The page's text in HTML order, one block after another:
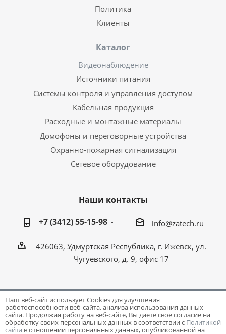
Политика
Клиенты
Каталог
Видеонаблюдение
Источники питания
Системы контроля и управления доступом
Кабельная продукция
Расходные и монтажные материалы
Домофоны и переговорные устройства
Охранно-пожарная сигнализация
Сетевое оборудование
Наши контакты
+7 (3412) 55-15-98
info@zatech.ru
426063, Удмуртская Республика, г. Ижевск, ул.
Чугуевского, д. 9, офис 17
Разработка и поддержка сайта -Victory
Наш веб-сайт использует Cookies для улучшения
работоспособности веб-сайта, анализа использования данных
сайта. Продолжая работу на веб-сайте, Вы даете свое согласие на
обработку своих персональных данных в соответствии с Политикой
сайта в отношении персональных данных, опубликованной на